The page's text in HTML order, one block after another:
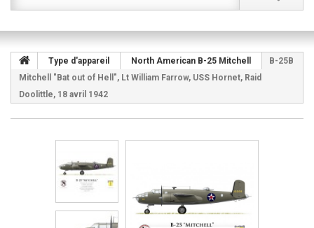
Type d'appareil North American B-25 Mitchell
B-25B
Mitchell "Bat out of Hell", Lt William Farrow, USS Hornet, Raid
Doolittle, 18 avril 1942